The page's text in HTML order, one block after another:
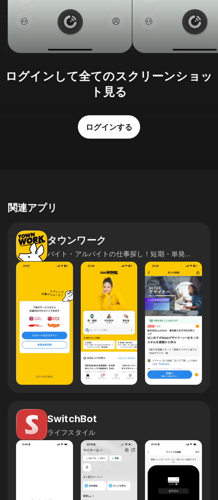
ログインして全てのスクリーンショッ
ト見る
ログインする
関連アプリ
タウンワーク
バイト・アルバイトの仕事探し！短期・単発バイトの求人も豊富！
SwitchBot
ライフスタイル